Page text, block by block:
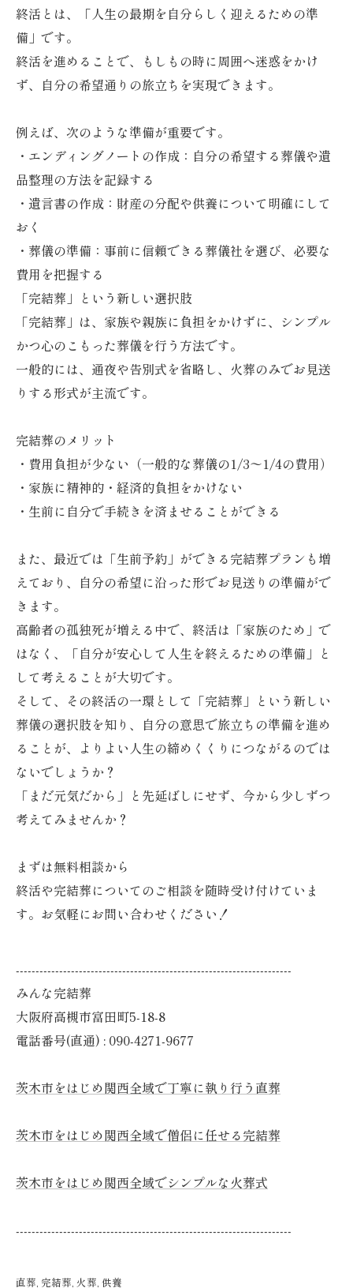
終活とは、「人生の最期を自分らしく迎えるための準
備」です。
終活を進めることで、もしもの時に周囲へ迷惑をかけ
ず、自分の希望通りの旅立ちを実現できます。
例えば、次のような準備が重要です。
・エンディングノートの作成：自分の希望する葬儀や遺
品整理の方法を記録する
・遺言書の作成：財産の分配や供養について明確にして
おく
・葬儀の準備：事前に信頼できる葬儀社を選び、必要な
費用を把握する
「完結葬」という新しい選択肢
「完結葬」は、家族や親族に負担をかけずに、シンプル
かつ心のこもった葬儀を行う方法です。
一般的には、通夜や告別式を省略し、火葬のみでお見送
りする形式が主流です。
完結葬のメリット
・費用負担が少ない（一般的な葬儀の1/3〜1/4の費用）
・家族に精神的・経済的負担をかけない
・生前に自分で手続きを済ませることができる
また、最近では「生前予約」ができる完結葬プランも増
えており、自分の希望に沿った形でお見送りの準備がで
きます。
高齢者の孤独死が増える中で、終活は「家族のため」で
はなく、「自分が安心して人生を終えるための準備」と
して考えることが大切です。
そして、その終活の一環として「完結葬」という新しい
葬儀の選択肢を知り、自分の意思で旅立ちの準備を進め
ることが、よりよい人生の締めくくりにつながるのでは
ないでしょうか？
「まだ元気だから」と先延ばしにせず、今から少しずつ
考えてみませんか？
まずは無料相談から
終活や完結葬についてのご相談を随時受け付けていま
す。お気軽にお問い合わせください！
----------------------------------------------------------------------
みんな完結葬
大阪府高槻市富田町5-18-8
電話番号(直通) : 090-4271-9677
茨木市をはじめ関西全域で丁寧に執り行う直葬
茨木市をはじめ関西全域で僧侶に任せる完結葬
茨木市をはじめ関西全域でシンプルな火葬式
----------------------------------------------------------------------
直葬 完結葬 火葬 供養